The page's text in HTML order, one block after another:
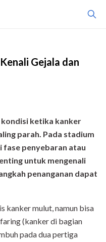
Gejala dan
ketika kanker
parah. Pada stadium
fase penyebaran atau
untuk mengenali
penanganan dapat
kanker mulut, namun bisa
(kanker di bagian
pada dua pertiga